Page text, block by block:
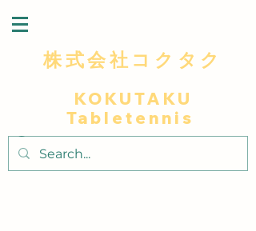
株式会社コクタク
KOKUTAKU
Tabletennis